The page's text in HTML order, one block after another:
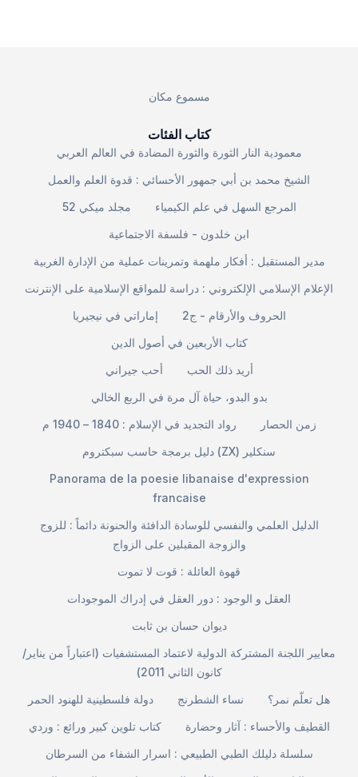
مسموع مكان
كتاب الفئات
معمودية النار الثورة والثورة المضادة في العالم العربي
الشيخ محمد بن أبي جمهور الأحسائي : قدوة العلم والعمل
مجلد ميكي 52
المرجع السهل في علم الكيمياء
ابن خلدون - فلسفة الاجتماعية
مدير المستقبل : أفكار ملهمة وتمرينات عملية من الإدارة الغربية
الإعلام الإسلامي الإلكتروني : دراسة للمواقع الإسلامية على الإنترنت
إماراتي في نيجيريا
الحروف والأرقام - ج2
كتاب الأربعين في أصول الدين
أحب جيراني
أريد ذلك الحب
بدو البدو، حياة آل مرة في الربع الخالي
رواد التجديد في الإسلام : 1840 – 1940 م
زمن الحصار
دليل برمجة حاسب سبكتروم (ZX) سنكلير
Panorama de la poesie libanaise d'expression
francaise
الدليل العلمي والنفسي للوسادة الدافئة والحنونة دائماً : للزوج
والزوجة المقبلين على الزواج
قهوة العائلة : قوت لا تموت
العقل و الوجود : دور العقل في إدراك الموجودات
ديوان حسان بن ثابت
معايير اللجنة المشتركة الدولية لاعتماد المستشفيات (اعتباراً من يناير/
كانون الثاني 2011)
دولة فلسطينية للهنود الحمر
نساء الشطرنج
هل تعلّم نمر؟
كتاب تلوين كبير ورائع : وردي
القطيف والأحساء : آثار وحضارة
سلسلة دليلك الطبي الطبيعي : اسرار الشفاء من السرطان